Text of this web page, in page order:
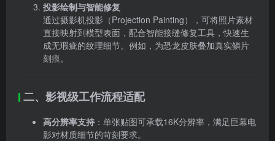
投影绘制与智能修复
通过摄影机投影（Projection Painting），可将照片素材
直接映射到模型表面，配合智能接缝修复工具，快速生
成无瑕疵的纹理细节。例如，为恐龙皮肤叠加真实鳞片
刻痕。
二、影视级工作流程适配
高分辨率支持 ：单张贴图可承载16K分辨率，满足巨幕电
影对材质细节的苛刻要求。